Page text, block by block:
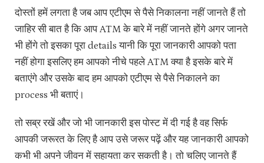
दोस्तों हमें लगता है जब आप एटीएम से पैसे निकालना नहीं जानते हैं तो
जाहिर सी बात है कि आप ATM के बारे में नहीं जानते होंगे अगर जानते
भी होंगे तो इसका पूरा details यानी कि पूरा जानकारी आपको पता
नहीं होगा इसलिए हम आपको नीचे पहले ATM क्या है इसके बारे में
बताएंगे और उसके बाद हम आपको एटीएम से पैसे निकालने का
process भी बताएं।
तो सब्र रखें और जो भी जानकारी इस पोस्ट में दी गई है वह सिर्फ
आपकी जरूरत के लिए है आप उसे जरूर पढ़ें और यह जानकारी आपको
कभी भी अपने जीवन में सहायता कर सकती है। तो चलिए जानते हैं